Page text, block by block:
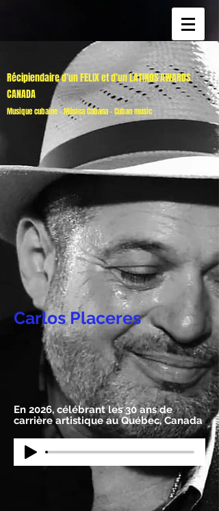
Récipiendaire d'un FELIX et d'un LATINOS AWARDS
CANADA
Musique cubaine - Música Cubana - Cuban music
Carlos Placeres
En 2026, célébrant les 30 ans de
carrière artistique au Québec, Canada